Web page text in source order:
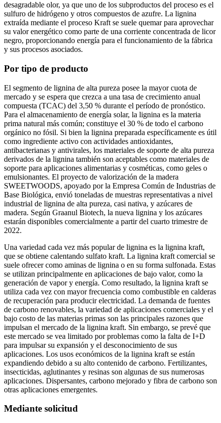
desagradable olor, ya que uno de los subproductos del proceso es el
sulfuro de hidrógeno y otros compuestos de azufre. La lignina
extraída mediante el proceso Kraft se suele quemar para aprovechar
su valor energético como parte de una corriente concentrada de licor
negro, proporcionando energía para el funcionamiento de la fábrica
y sus procesos asociados.
Por tipo de producto
El segmento de lignina de alta pureza posee la mayor cuota de
mercado y se espera que crezca a una tasa de crecimiento anual
compuesta (TCAC) del 3,50 % durante el período de pronóstico.
Para el almacenamiento de energía solar, la lignina es la materia
prima natural más común; constituye el 30 % de todo el carbono
orgánico no fósil. Si bien la lignina preparada específicamente es útil
como ingrediente activo con actividades antioxidantes,
antibacterianas y antivirales, los materiales de soporte de alta pureza
derivados de la lignina también son aceptables como materiales de
soporte para aplicaciones alimentarias y cosméticas, como geles o
emulsionantes. El proyecto de valorización de la madera
SWEETWOODS, apoyado por la Empresa Común de Industrias de
Base Biológica, envió toneladas de muestras representativas a nivel
industrial de lignina de alta pureza, casi nativa, y azúcares de
madera. Según Graanul Biotech, la nueva lignina y los azúcares
estarán disponibles comercialmente a partir del cuarto trimestre de
2022.
Una variedad cada vez más popular de lignina es la lignina kraft,
que se obtiene calentando sulfato kraft. La lignina kraft comercial se
suele ofrecer como aminas de lignina o en su forma sulfonada. Estas
se utilizan principalmente en aplicaciones de bajo valor, como la
generación de vapor y energía. Como resultado, la lignina kraft se
utiliza cada vez con mayor frecuencia como combustible en calderas
de recuperación para producir electricidad. La demanda de fuentes
de carbono renovables, la variedad de aplicaciones comerciales y el
bajo costo de las materias primas son las principales razones que
impulsan el mercado de la lignina kraft. Sin embargo, se prevé que
este mercado se vea limitado por problemas como la falta de I+D
para impulsar su expansión y el desconocimiento de sus
aplicaciones. Los usos económicos de la lignina kraft se están
expandiendo debido a su alto contenido de carbono. Fertilizantes,
insecticidas, aglutinantes y resinas son algunas de sus numerosas
aplicaciones. Dispersantes, carbono mejorado y fibra de carbono son
otras aplicaciones emergentes.
Mediante solicitud